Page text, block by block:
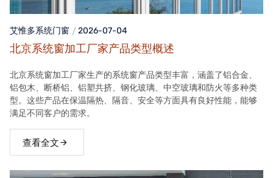
艾惟多系统门窗 2026-07-04
北京系统窗加工厂家产品类型概述
北京系统窗加工厂家生产的系统窗产品类型丰富，涵盖了铝合金、
铝包木、断桥铝、铝塑共挤、钢化玻璃、中空玻璃和防火等多种类
型。这些产品在保温隔热、隔音、安全等方面具有良好性能，能够
满足不同客户的需求。
查看全文